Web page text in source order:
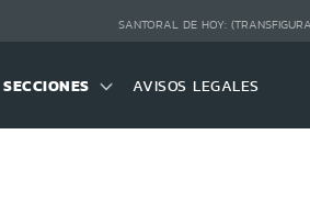
SANTORAL DE HOY:
SECCIONES AVISOS LEGALES